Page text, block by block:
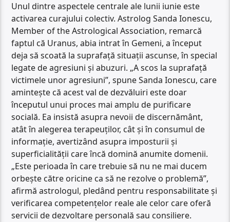
Unul dintre aspectele centrale ale lunii iunie este
activarea curajului colectiv. Astrolog Sanda Ionescu,
Member of the Astrological Association, remarcă
faptul că Uranus, abia intrat în Gemeni, a început
deja să scoată la suprafață situații ascunse, în special
legate de agresiuni și abuzuri. „A scos la suprafață
victimele unor agresiuni”, spune Sanda Ionescu, care
amintește că acest val de dezvăluiri este doar
începutul unui proces mai amplu de purificare
socială. Ea insistă asupra nevoii de discernământ,
atât în alegerea terapeuților, cât și în consumul de
informație, avertizând asupra imposturii și
superficialității care încă domină anumite domenii.
„Este perioada în care trebuie să nu ne mai ducem
orbește către oricine ca să ne rezolve o problemă”,
afirmă astrologul, pledând pentru responsabilitate și
verificarea competențelor reale ale celor care oferă
servicii de dezvoltare personală sau consiliere.